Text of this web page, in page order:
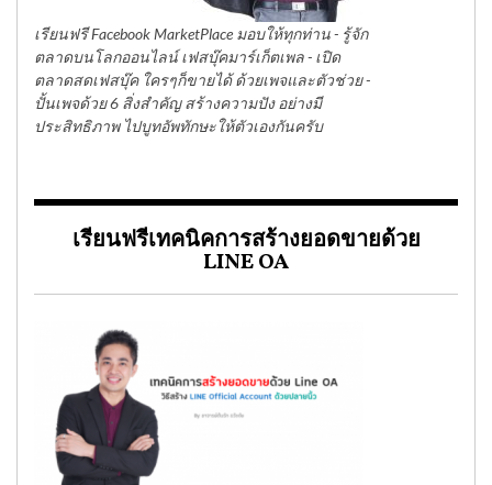
เรียนฟรี Facebook MarketPlace มอบให้ทุกท่าน - รู้จัก
ตลาดบนโลกออนไลน์ เฟสบุ๊คมาร์เก็ตเพล - เปิด
ตลาดสดเฟสบุ๊ค ใครๆก็ขายได้ ด้วยเพจและตัวช่วย -
ปั้นเพจด้วย 6 สิ่งสำคัญ สร้างความปัง อย่างมี
ประสิทธิภาพ ไปบูทอัพทักษะให้ตัวเองกันครับ
เรียนฟรีเทคนิคการสร้างยอดขายด้วย
LINE OA